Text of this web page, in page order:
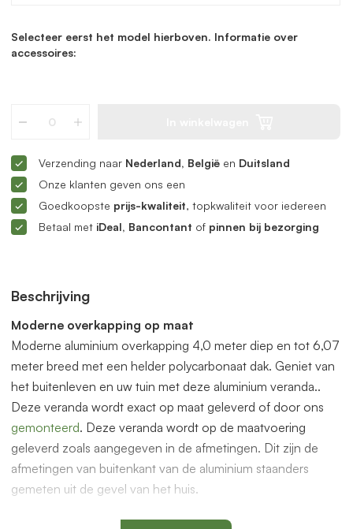
Beschrijving
Moderne overkapping op maat
Moderne aluminium overkapping 4,0 meter diep en tot 6,07
meter breed met een helder polycarbonaat dak. Geniet van
het buitenleven en uw tuin met deze aluminium veranda..
Deze veranda wordt exact op maat geleverd of door ons
gemonteerd. Deze veranda wordt op de maatvoering
geleverd zoals aangegeven in de afmetingen. Dit zijn de
afmetingen van buitenkant van de aluminium staanders
gemeten uit de gevel van het huis.
De overkapping is ook geschikt voor glazen schuifwanden
Selecteer eerst het model hierboven. Informatie over
accessoires:
Verzending naar Nederland, België en Duitsland
Onze klanten geven ons een
Goedkoopste prijs-kwaliteit, topkwaliteit voor iedereen
Betaal met iDeal, Bancontant of pinnen bij bezorging